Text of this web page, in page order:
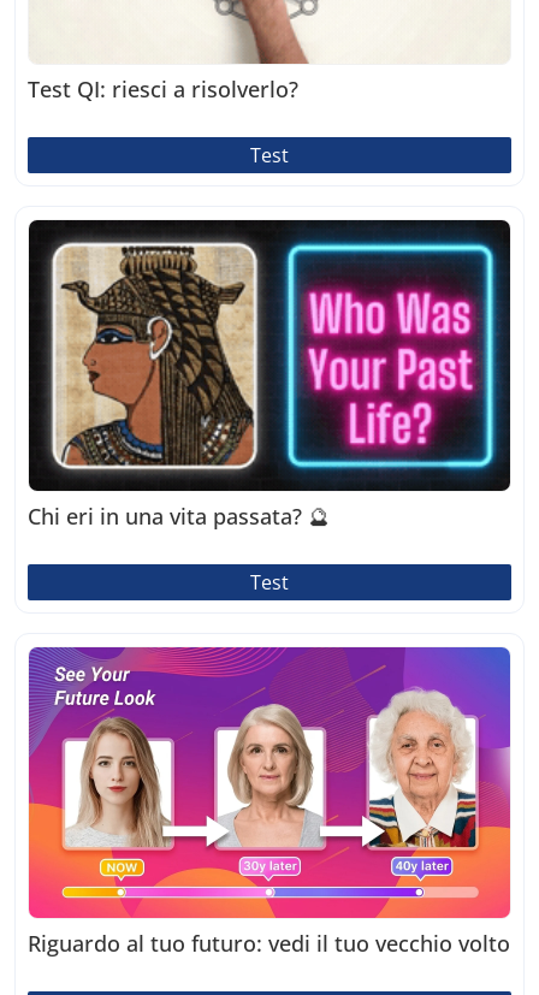
Test QI: riesci a risolverlo?
Test
Chi eri in una vita passata? 🔮
Test
Riguardo al tuo futuro: vedi il tuo vecchio volto